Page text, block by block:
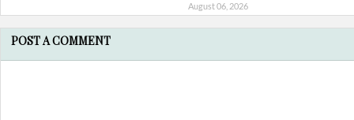
August 06, 2026
POST A COMMENT